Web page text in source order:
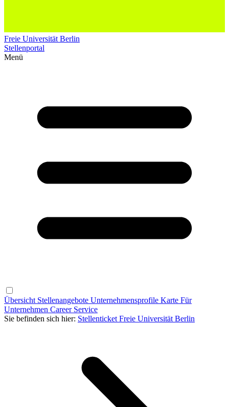
Freie Universität Berlin
Stellenportal
Menü
Übersicht Stellenangebote Unternehmensprofile Karte Für
Unternehmen Career Service
Sie befinden sich hier: Stellenticket Freie Universität Berlin